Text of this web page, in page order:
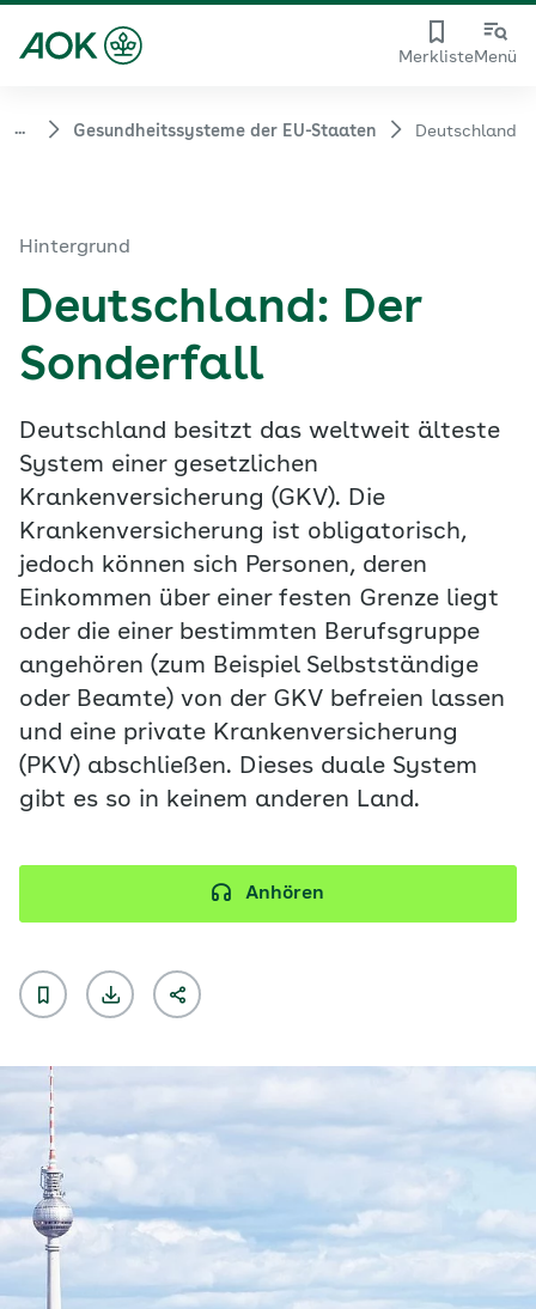
MerklisteMenü
... Gesundheitssysteme der EU-Staaten Deutschland
Hintergrund
Deutschland: Der
Sonderfall
Deutschland besitzt das weltweit älteste
System einer gesetzlichen
Krankenversicherung (GKV). Die
Krankenversicherung ist obligatorisch,
jedoch können sich Personen, deren
Einkommen über einer festen Grenze liegt
oder die einer bestimmten Berufsgruppe
angehören (zum Beispiel Selbstständige
oder Beamte) von der GKV befreien lassen
und eine private Krankenversicherung
(PKV) abschließen. Dieses duale System
gibt es so in keinem anderen Land.
Anhören